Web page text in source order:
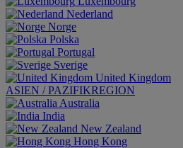
Nederland
Norge
Polska
Portugal
Sverige
United Kingdom
ASIEN / PAZIFIKREGION
Australia
India
New Zealand
Hong Kong